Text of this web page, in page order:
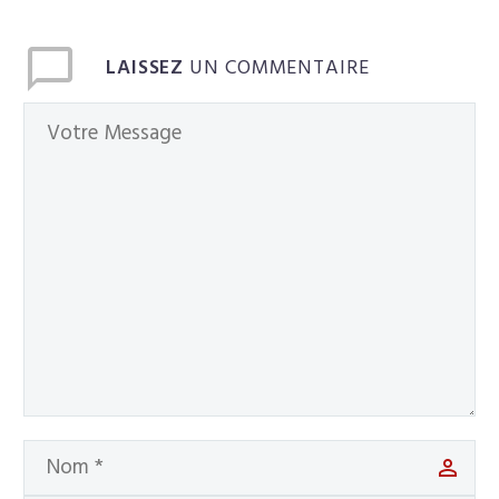
LAISSEZ UN COMMENTAIRE